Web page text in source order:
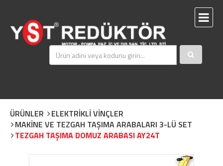
ÜRÜNLER
ELEKTRİKLİ VİNÇLER
MAKİNE VE TEZGAH TAŞIMA ARABALARI 3-LÜ SET
TEZGAH TAŞIMA DOMUZ ARABASI AY24T